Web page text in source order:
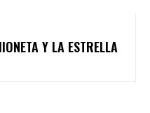
Y LA ESTRELLA